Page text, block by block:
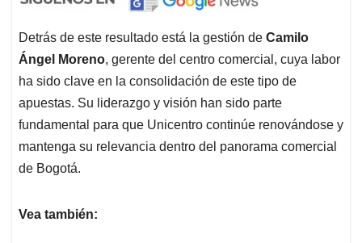
Detrás de este resultado está la gestión de Camilo
Ángel Moreno, gerente del centro comercial, cuya labor
ha sido clave en la consolidación de este tipo de
apuestas. Su liderazgo y visión han sido parte
fundamental para que Unicentro continúe renovándose y
mantenga su relevancia dentro del panorama comercial
de Bogotá.
Vea también: